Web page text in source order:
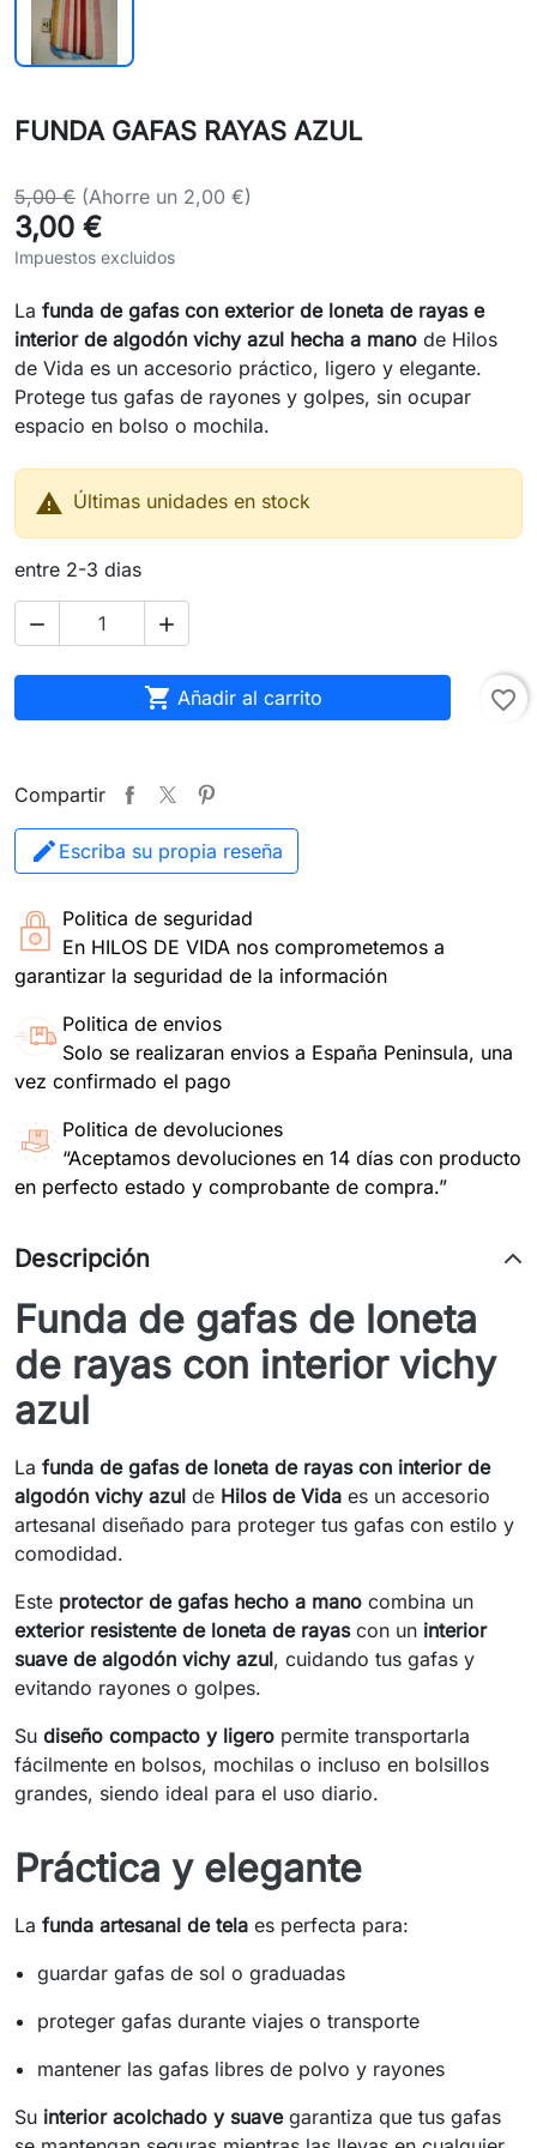
FUNDA GAFAS RAYAS AZUL
5,00 € (Ahorre un 2,00 €)
3,00 €
Impuestos excluidos
La funda de gafas con exterior de loneta de rayas e
interior de algodón vichy azul hecha a mano de Hilos
de Vida es un accesorio práctico, ligero y elegante.
Protege tus gafas de rayones y golpes, sin ocupar
espacio en bolso o mochila.
 Últimas unidades en stock
entre 2-3 dias
 
 Añadir al carrito favorite_border
Compartir
Escriba su propia reseña
Politica de seguridad
En HILOS DE VIDA nos comprometemos a
garantizar la seguridad de la información
Politica de envios
Solo se realizaran envios a España Peninsula, una
vez confirmado el pago
Politica de devoluciones
“Aceptamos devoluciones en 14 días con producto
en perfecto estado y comprobante de compra.”
Descripción
Funda de gafas de loneta
de rayas con interior vichy
azul
La funda de gafas de loneta de rayas con interior de
algodón vichy azul de Hilos de Vida es un accesorio
artesanal diseñado para proteger tus gafas con estilo y
comodidad.
Este protector de gafas hecho a mano combina un
exterior resistente de loneta de rayascon un interior
suave de algodón vichy azul, cuidando tus gafas y
evitando rayones o golpes.
Su diseño compacto y ligero permite transportarla
fácilmente en bolsos, mochilas o incluso en bolsillos
grandes, siendo ideal para el uso diario.
Práctica y elegante
La funda artesanal de tela es perfecta para:
guardar gafas de sol o graduadas
proteger gafas durante viajes o transporte
mantener las gafas libres de polvo y rayones
Su interior acolchado y suavegarantiza que tus gafas